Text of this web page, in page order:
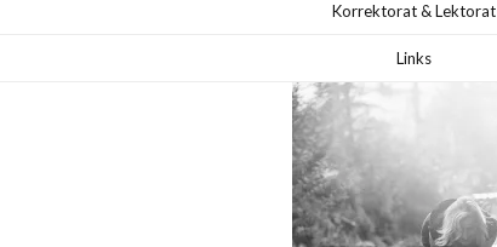
Korrektorat & Lektorat
Links